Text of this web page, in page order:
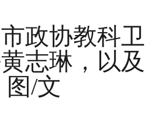
协教科卫
志琳，以
图/文